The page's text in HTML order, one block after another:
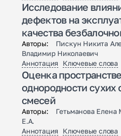
Исследование
дефектов на
качества
Авторы:
Пискун Никита
Владимир Николаевич
Аннотация
Ключевые слова
Оценка
однородности сухих
смесей
Авторы:
Гетьманова
Е.А.
Аннотация
Ключевые слова